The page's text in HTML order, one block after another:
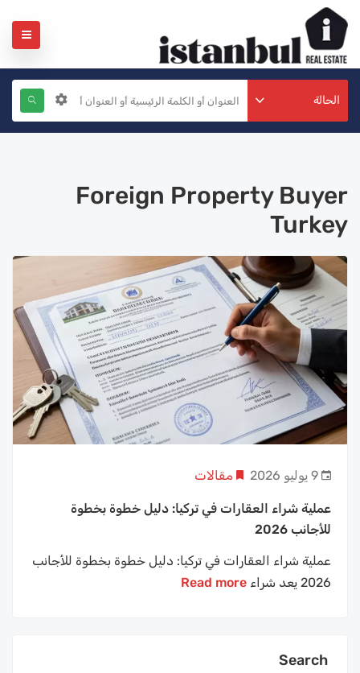
الحالة
Foreign Property Buyer
Turkey
9 يوليو 2026 مقالات
عملية شراء العقارات في تركيا: دليل خطوة بخطوة
للأجانب 2026
عملية شراء العقارات في تركيا: دليل خطوة بخطوة للأجانب
2026 يعد شراء
Read more
Search